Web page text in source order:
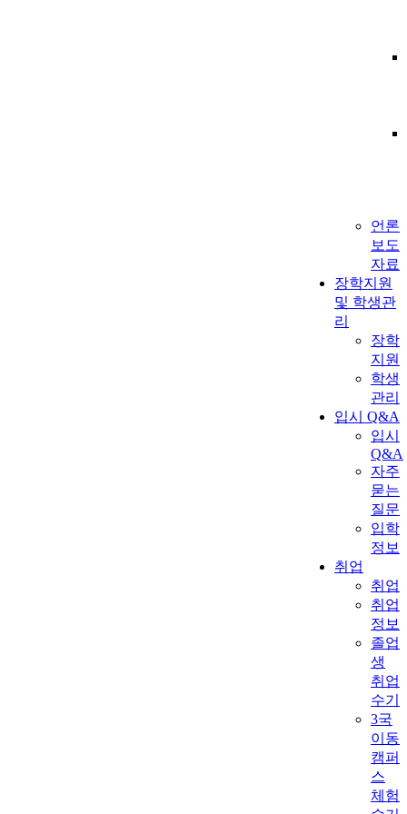
언론
보도
자료
장학지원
및 학생관
리
장학
지원
학생
관리
입시 Q&A
입시
Q&A
자주
묻는
질문
입학
정보
취업
취업
취업
정보
졸업
생
취업
수기
3국
이동
캠퍼
스
체험